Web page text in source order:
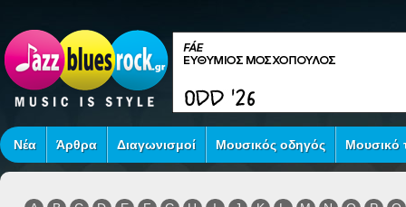
Νέα Άρθρα Διαγωνισμοί Μουσικός οδηγός Μουσικό